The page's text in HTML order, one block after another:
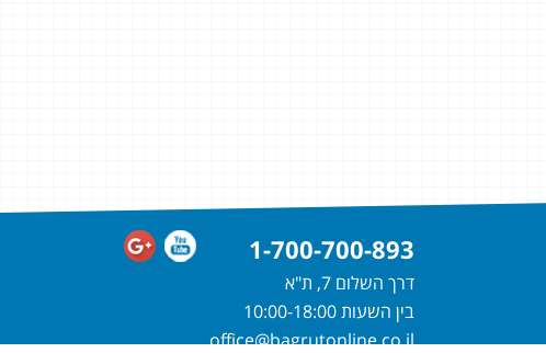
1-700-700-893
דרך השלום 7, ת"א
בין השעות 10:00-18:00
office@bagrutonline.co.il